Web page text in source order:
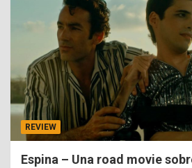
REVIEW
Espina – Una road movie